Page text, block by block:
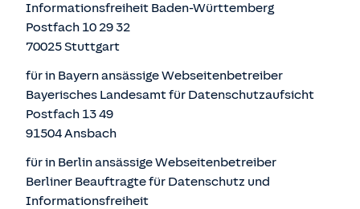
Informationsfreiheit Baden-Württemberg
Postfach 10 29 32
70025 Stuttgart
für in Bayern ansässige Webseitenbetreiber
Bayerisches Landesamt für Datenschutzaufsicht
Postfach 13 49
91504 Ansbach
für in Berlin ansässige Webseitenbetreiber
Berliner Beauftragte für Datenschutz und
Informationsfreiheit